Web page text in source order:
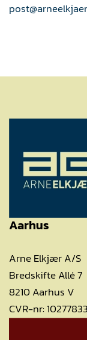
Aarhus
Arne Elkjær A/S
Bredskifte Allé 7
8210 Aarhus V
CVR-nr: 10277833